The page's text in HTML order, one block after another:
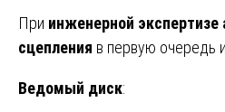
При инженерной экспертизе
сцепления в первую очередь
Ведомый диск: